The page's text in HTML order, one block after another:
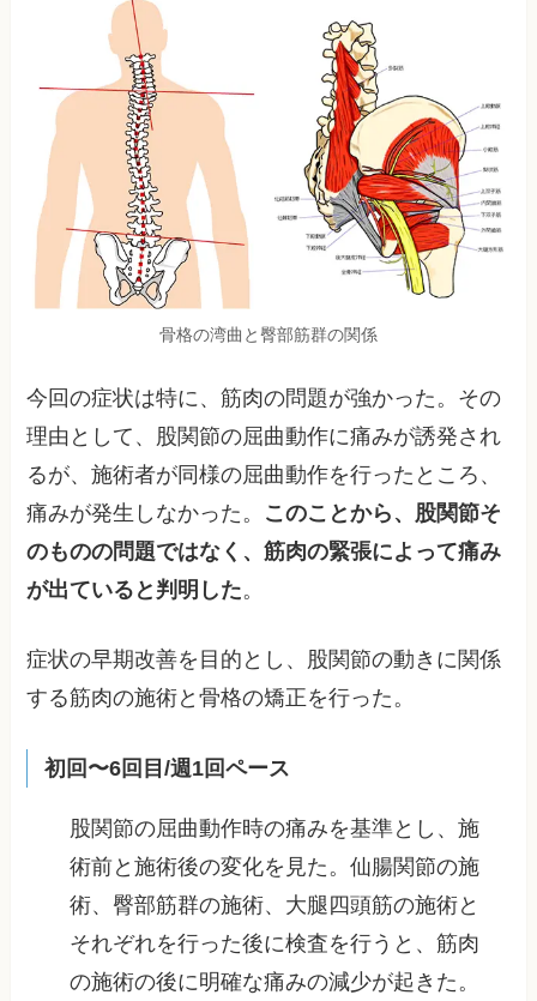
骨格の湾曲と臀部筋群の関係
今回の症状は特に、筋肉の問題が強かった。その
理由として、股関節の屈曲動作に痛みが誘発され
るが、施術者が同様の屈曲動作を行ったところ、
痛みが発生しなかった。 このことから、股関節そ
のものの問題ではなく、筋肉の緊張によって痛み
が出ていると判明した。
症状の早期改善を目的とし、股関節の動きに関係
する筋肉の施術と骨格の矯正を行った。
初回〜6回目/週1回ペース
股関節の屈曲動作時の痛みを基準とし、施
術前と施術後の変化を見た。仙腸関節の施
術、臀部筋群の施術、大腿四頭筋の施術と
それぞれを行った後に検査を行うと、筋肉
の施術の後に明確な痛みの減少が起きた。